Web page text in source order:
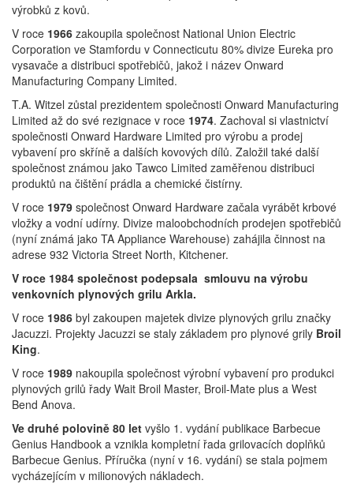
výrobků z kovů.
V roce 1966 zakoupila společnost National Union Electric
Corporation ve Stamfordu v Connecticutu 80% divize Eureka pro
vysavače a distribuci spotřebičů, jakož i název Onward
Manufacturing Company Limited.
T.A. Witzel zůstal prezidentem společnosti Onward Manufacturing
Limited až do své rezignace v roce 1974. Zachoval si vlastnictví
společnosti Onward Hardware Limited pro výrobu a prodej
vybavení pro skříně a dalších kovových dílů. Založil také další
společnost známou jako Tawco Limited zaměřenou distribuci
produktů na čištění prádla a chemické čistírny.
V roce 1979 společnost Onward Hardware začala vyrábět krbové
vložky a vodní udírny. Divize maloobchodních prodejen spotřebičů
(nyní známá jako TA Appliance Warehouse) zahájila činnost na
adrese 932 Victoria Street North, Kitchener.
V roce 1984 společnost podepsala smlouvu na výrobu
venkovních plynových grilu Arkla.
V roce 1986 byl zakoupen majetek divize plynových grilu značky
Jacuzzi. Projekty Jacuzzi se staly základem pro plynové grily Broil
King.
V roce 1989 nakoupila společnost výrobní vybavení pro produkci
plynových grilů řady Wait Broil Master, Broil-Mate plus a West
Bend Anova.
Ve druhé polovině 80 let vyšlo 1. vydání publikace Barbecue
Genius Handbook a vznikla kompletní řada grilovacích doplňků
Barbecue Genius. Příručka (nyní v 16. vydání) se stala pojmem
vycházejícím v milionových nákladech.